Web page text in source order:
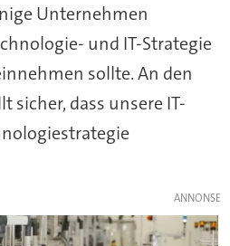
Unternehmen
und IT-Strategie
sollte. An den
sicher, dass unsere IT-